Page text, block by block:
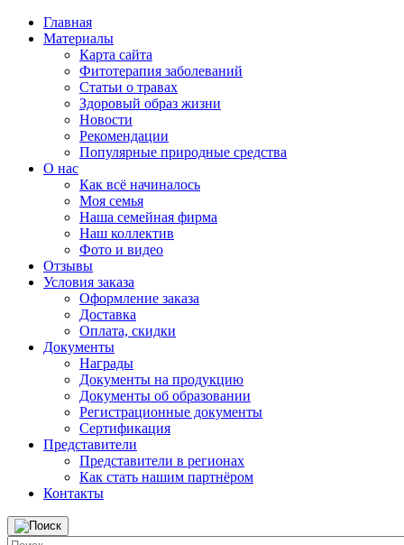
Главная
Материалы
Карта сайта
Фитотерапия заболеваний
Статьи о травах
Здоровый образ жизни
Новости
Рекомендации
Популярные природные средства
О нас
Как всё начиналось
Моя семья
Наша семейная фирма
Наш коллектив
Фото и видео
Отзывы
Условия заказа
Оформление заказа
Доставка
Оплата, скидки
Документы
Награды
Документы на продукцию
Документы об образовании
Регистрационные документы
Сертификация
Представители
Представители в регионах
Как стать нашим партнёром
Контакты